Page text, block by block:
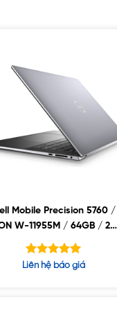
Mobile Precision 5760 /
W-11955M / 64GB /
/ NVIDIA RTX A3000 /
UHD+ / WIN10
Được xếp
Liên hệ báo giá